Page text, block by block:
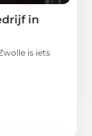
in
is iets